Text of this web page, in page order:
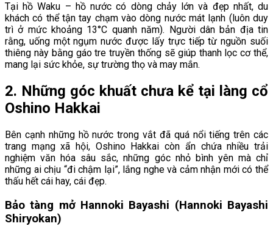
Tại hồ Waku – hồ nước có dòng chảy lớn và đẹp nhất, du
khách có thể tận tay chạm vào dòng nước mát lạnh (luôn duy
trì ở mức khoảng 13°C quanh năm). Người dân bản địa tin
rằng, uống một ngụm nước được lấy trực tiếp từ nguồn suối
thiêng này bằng gáo tre truyền thống sẽ giúp thanh lọc cơ thể,
mang lại sức khỏe, sự trường thọ và may mắn.
2. Những góc khuất chưa kể tại làng cổ
Oshino Hakkai
Bên cạnh những hồ nước trong vắt đã quá nổi tiếng trên các
trang mạng xã hội, Oshino Hakkai còn ẩn chứa nhiều trải
nghiệm văn hóa sâu sắc, những góc nhỏ bình yên mà chỉ
những ai chịu “đi chậm lại”, lắng nghe và cảm nhận mới có thể
thấu hết cái hay, cái đẹp.
Bảo tàng mở Hannoki Bayashi (Hannoki Bayashi
Shiryokan)